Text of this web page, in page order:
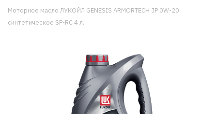
Моторное масло ЛУКОЙЛ GENESIS ARMORTECH JP 0W-20
синтетическое SP-RC 4 л.